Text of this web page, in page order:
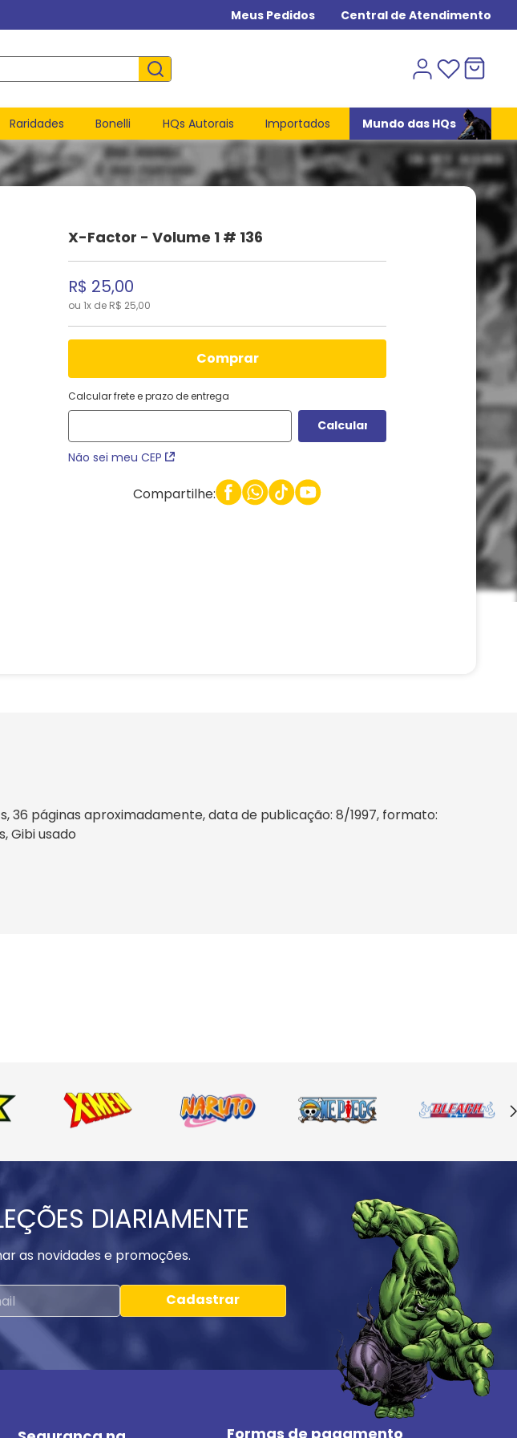
Meus Pedidos Central de Atendimento
Raridades Bonelli HQs Autorais Importados Mundo das HQs
X-Factor - Volume 1 # 136
R$ 25,00
ou 1x de R$ 25,00
comprar
Calcular frete e prazo de entrega
Não sei meu CEP
Compartilhe:
36 páginas aproximadamente, data de publicação: 8/1997, formato:
Gibi usado
DIARIAMENTE
as novidades e promoções.
Cadastrar
Formas de pagamento